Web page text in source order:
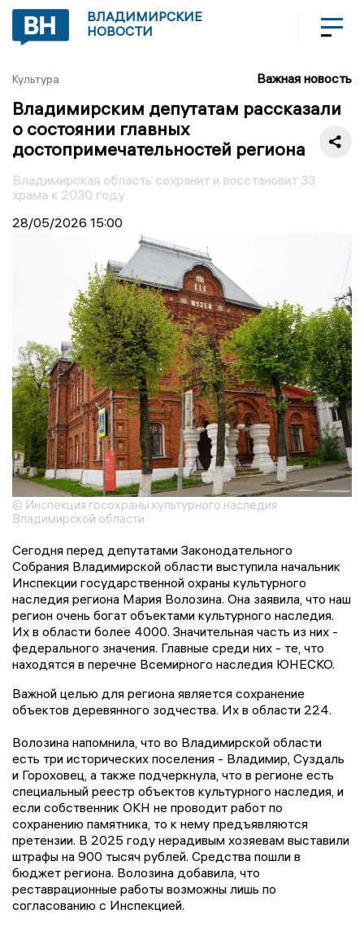
ВЛАДИМИРСКИЕ
НОВОСТИ
Культура Важная новость
Владимирским депутатам рассказали
о состоянии главных
достопримечательностей региона
Владимирская область сохранит и восстановит 33
храма к 2030 году
28/05/2026 15:00
© Инспекция госохраны культурного наследия
Владимирской области
Сегодня перед депутатами Законодательного
Собрания Владимирской области выступила начальник
Инспекции государственной охраны культурного
наследия региона Мария Волозина. Она заявила, что наш
регион очень богат объектами культурного наследия.
Их в области более 4000. Значительная часть из них -
федерального значения. Главные среди них - те, что
находятся в перечне Всемирного наследия ЮНЕСКО.
Важной целью для региона является сохранение
объектов деревянного зодчества. Их в области 224.
Волозина напомнила, что во Владимирской области
есть три исторических поселения - Владимир, Суздаль
и Гороховец, а также подчеркнула, что в регионе есть
специальный реестр объектов культурного наследия, и
если собственник ОКН не проводит работ по
сохранению памятника, то к нему предъявляются
претензии. В 2025 году нерадивым хозяевам выставили
штрафы на 900 тысяч рублей. Средства пошли в
бюджет региона. Волозина добавила, что
реставрационные работы возможны лишь по
согласованию с Инспекцией.